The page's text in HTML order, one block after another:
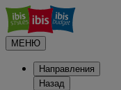
МЕНЮ
Направления
Назад